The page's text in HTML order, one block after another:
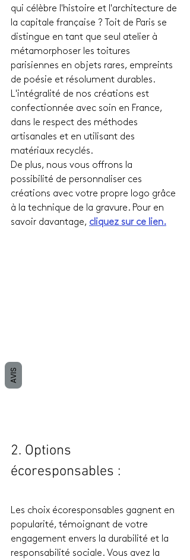
qui célèbre l'histoire et l'architecture de
la capitale française ? Toit de Paris se
distingue en tant que seul atelier à
métamorphoser les toitures
parisiennes en objets rares, empreints
de poésie et résolument durables.
L'intégralité de nos créations est
confectionnée avec soin en France,
dans le respect des méthodes
artisanales et en utilisant des
matériaux recyclés.
De plus, nous vous offrons la
possibilité de personnaliser ces
créations avec votre propre logo grâce
à la technique de la gravure. Pour en
savoir davantage, cliquez sur ce lien.
2. Options
écoresponsables :
Les choix écoresponsables gagnent en
popularité, témoignant de votre
engagement envers la durabilité et la
responsabilité sociale. Vous avez la
AVIS